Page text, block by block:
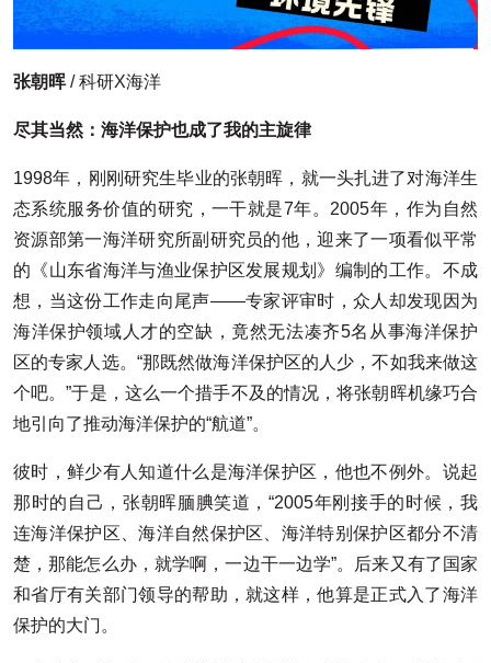
张朝晖/ 科研X海洋
尽其当然：海洋保护也成了我的主旋律
1998年，刚刚研究生毕业的张朝晖，就一头扎进了对海洋生
态系统服务价值的研究，一干就是7年。2005年，作为自然
资源部第一海洋研究所副研究员的他，迎来了一项看似平常
的《山东省海洋与渔业保护区发展规划》编制的工作。不成
想，当这份工作走向尾声——专家评审时，众人却发现因为
海洋保护领域人才的空缺，竟然无法凑齐5名从事海洋保护
区的专家人选。“那既然做海洋保护区的人少，不如我来做这
个吧。”于是，这么一个措手不及的情况，将张朝晖机缘巧合
地引向了推动海洋保护的“航道”。
彼时，鲜少有人知道什么是海洋保护区，他也不例外。说起
那时的自己，张朝晖腼腆笑道，“2005年刚接手的时候，我
连海洋保护区、海洋自然保护区、海洋特别保护区都分不清
楚，那能怎么办，就学啊，一边干一边学”。后来又有了国家
和省厅有关部门领导的帮助，就这样，他算是正式入了海洋
保护的大门。